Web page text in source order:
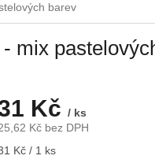
barev
mix
Kč / ks
Kč bez DPH
Kč / 1 ks